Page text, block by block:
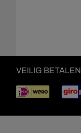
VEILIG BETALEN